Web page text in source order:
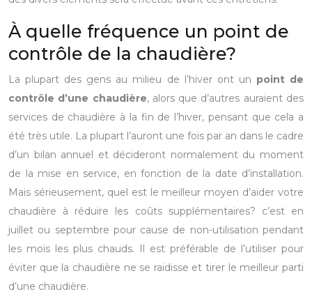
À quelle fréquence un point de
contrôle de la chaudière?
La plupart des gens au milieu de l’hiver ont un point de
contrôle d’une chaudière, alors que d’autres auraient des
services de chaudière à la fin de l’hiver, pensant que cela a
été très utile. La plupart l’auront une fois par an dans le cadre
d’un bilan annuel et décideront normalement du moment
de la mise en service, en fonction de la date d’installation.
Mais sérieusement, quel est le meilleur moyen d’aider votre
chaudière à réduire les coûts supplémentaires? c’est en
juillet ou septembre pour cause de non-utilisation pendant
les mois les plus chauds. Il est préférable de l’utiliser pour
éviter que la chaudière ne se raidisse et tirer le meilleur parti
d’une chaudière.